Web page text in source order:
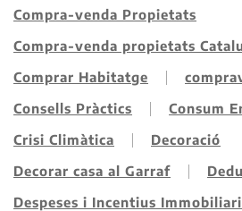
Compra-venda Propietats
Compra-venda propietats
Comprar Habitatge
Consells Pràctics
Consum
Crisi Climàtica
Decoració
Decorar casa al Garraf
Despeses i Incentius